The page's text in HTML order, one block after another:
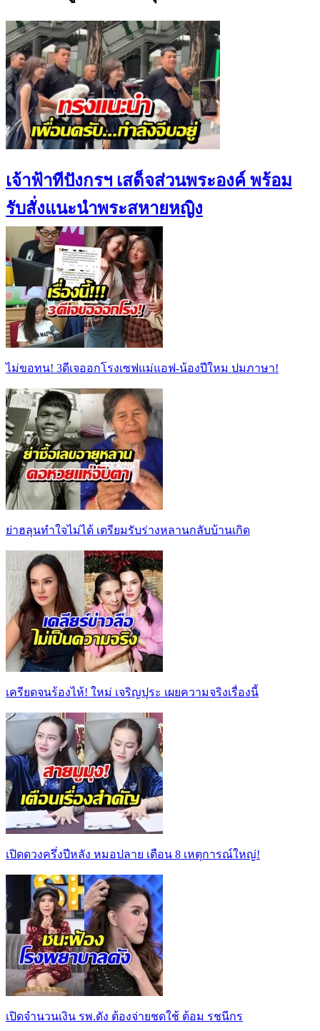
เจ้าฟ้าทีปังกรฯ เสด็จส่วนพระองค์ พร้อม
รับสั่งแนะนำพระสหายหญิง
ไม่ขอทน! 3ดีเจออกโรงเซฟแม่แอฟ-น้องปีใหม ปมภาษา!
ย่าฮลุนทำใจไม่ได้ เตรียมรับร่างหลานกลับบ้านเกิด
เครียดจนร้องไห้! ใหม่ เจริญปุระ เผยความจริงเรื่องนี้
เปิดดวงครึ่งปีหลัง หมอปลาย เตือน 8 เหตุการณ์ใหญ่!
เปิดจำนวนเงิน รพ.ดัง ต้องจ่ายชดใช้ ต้อม รชนีกร